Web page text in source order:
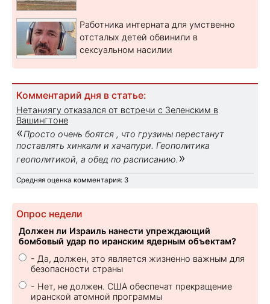
Работника интерната для умственно
отсталых детей обвинили в
сексуальном насилии
Комментарий дня в статье:
Нетаниягу отказался от встречи с Зеленским в
Вашингтоне
«Просто очень боятся , что грузины перестанут
поставлять хинкали и хачапури. Геополитика
геополитикой, а обед по расписанию. »
Средняя оценка комментария: 3
Опрос недели
Должен ли Израиль нанести упреждающий
бомбовый удар по иранским ядерным объектам?
- Да, должен, это является жизненно важным для
безопасности страны
- Нет, не должен. США обеспечат прекращение
иранской атомной программы